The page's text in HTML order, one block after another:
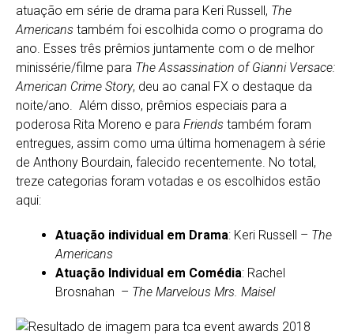
atuação em série de drama para Keri Russell, The
Americans também foi escolhida como o programa do
ano. Esses três prêmios juntamente com o de melhor
minissérie/filme para The Assassination of Gianni Versace:
American Crime Story, deu ao canal FX o destaque da
noite/ano. Além disso, prêmios especiais para a
poderosa Rita Moreno e para Friends também foram
entregues, assim como uma última homenagem à série
de Anthony Bourdain, falecido recentemente. No total,
treze categorias foram votadas e os escolhidos estão
aqui:
Atuação individual em Drama: Keri Russell – The
Americans
Atuação Individual em Comédia: Rachel
Brosnahan – The Marvelous Mrs. Maisel